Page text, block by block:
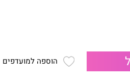
הוספה למועדפים